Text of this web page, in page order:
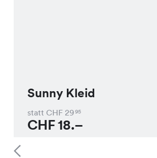
Sunny Kleid
statt CHF 2995
CHF18.–